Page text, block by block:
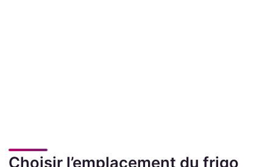
Choisir l’emplacement du frigo